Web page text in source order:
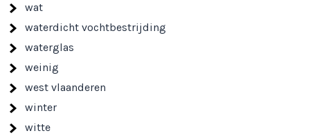
wat
waterdicht vochtbestrijding
waterglas
weinig
west vlaanderen
winter
witte